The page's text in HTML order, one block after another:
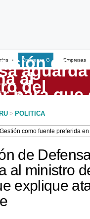
Empresas G Empresas
> POLITICA
Gestión como fuente preferida en
de
al ministro
explique